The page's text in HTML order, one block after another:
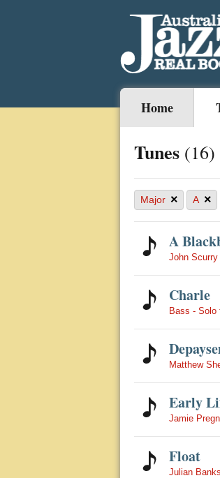
Home
Tunes (16)
Major × A ×
A
John Scurry
Charle
Bass - Solo
Matthew
Early
Jamie
Float
Julian Banks